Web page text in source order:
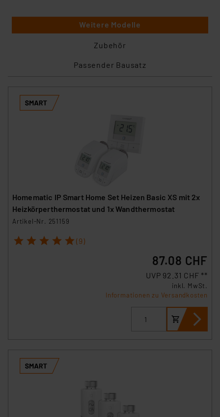
Weitere Modelle
Zubehör
Passender Bausatz
Homematic IP Smart Home Set Heizen Basic XS mit 2x
Heizkörperthermostat und 1x Wandthermostat
Artikel-Nr. 251159
1 2 3 4 5 (9)
87.08 CHF
UVP 92.31 CHF **
inkl. MwSt.
Informationen zu Versandkosten